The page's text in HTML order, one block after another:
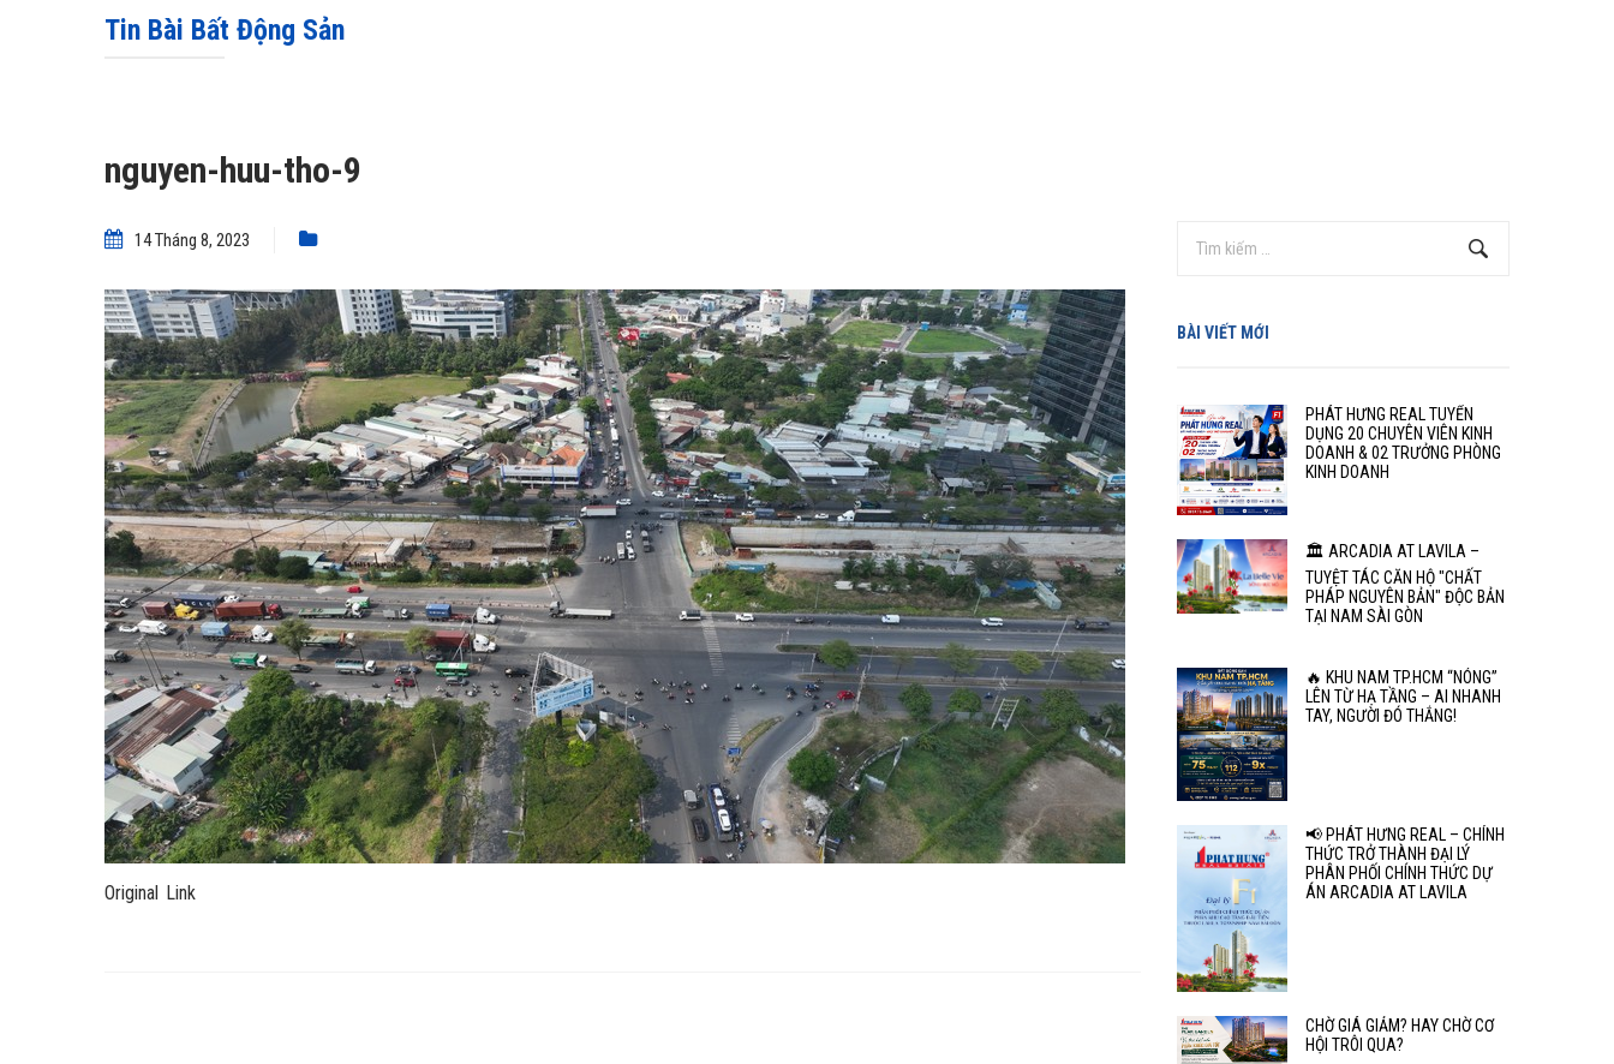
Tin Bài Bất Động Sản
nguyen-huu-tho-9
14 Tháng 8, 2023
Original Link
BÀI VIẾT MỚI
PHÁT HƯNG REAL TUYỂN
DỤNG 20 CHUYÊN VIÊN KINH
DOANH & 02 TRƯỞNG PHÒNG
KINH DOANH
🏛️ ARCADIA AT LAVILA –
TUYỆT TÁC CĂN HỘ "CHẤT
PHÁP NGUYÊN BẢN" ĐỘC BẢN
TẠI NAM SÀI GÒN
🔥 KHU NAM TP.HCM “NÓNG”
LÊN TỪ HẠ TẦNG – AI NHANH
TAY, NGƯỜI ĐÓ THẮNG!
📢 PHÁT HƯNG REAL – CHÍNH
THỨC TRỞ THÀNH ĐẠI LÝ
PHÂN PHỐI CHÍNH THỨC DỰ
ÁN ARCADIA AT LAVILA
CHỜ GIÁ GIẢM? HAY CHỜ CƠ
HỘI TRÔI QUA?